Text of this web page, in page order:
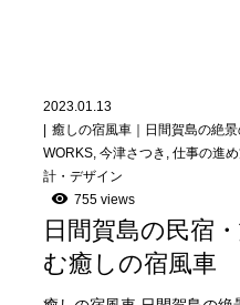
2023.01.13
癒しの宿風車｜日間賀島の絶
WORKS, 今津さつき 仕事の進
計・デザイン
755 views
日間賀島の民宿
む癒しの宿風車